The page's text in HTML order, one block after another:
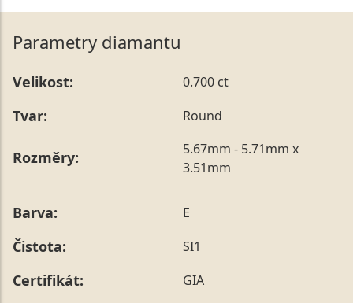
Parametry diamantu
Velikost: 0.700 ct
Tvar: Round
Rozměry:
5.67mm - 5.71mm x
3.51mm
Barva: E
Čistota: SI1
Certifikát: GIA